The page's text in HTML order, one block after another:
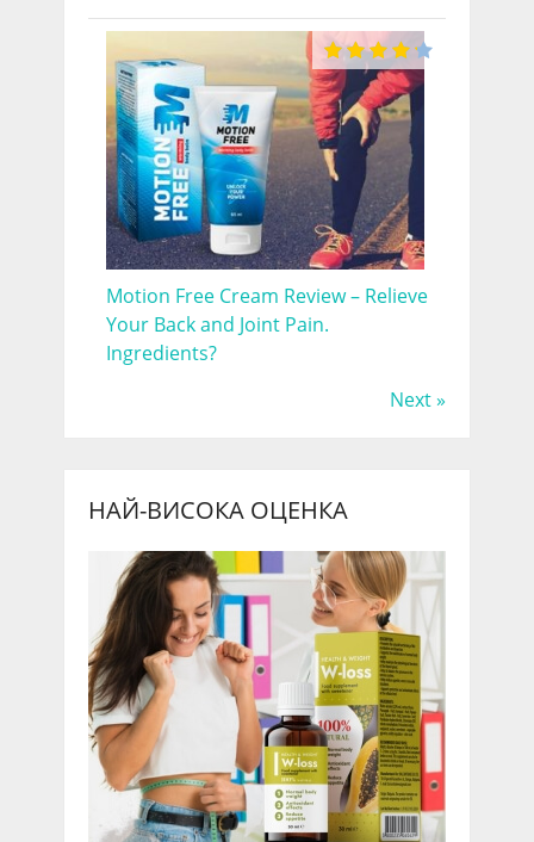
Motion Free Cream Review – Relieve
Your Back and Joint Pain.
Ingredients?
Next »
НАЙ-ВИСОКА ОЦЕНКА